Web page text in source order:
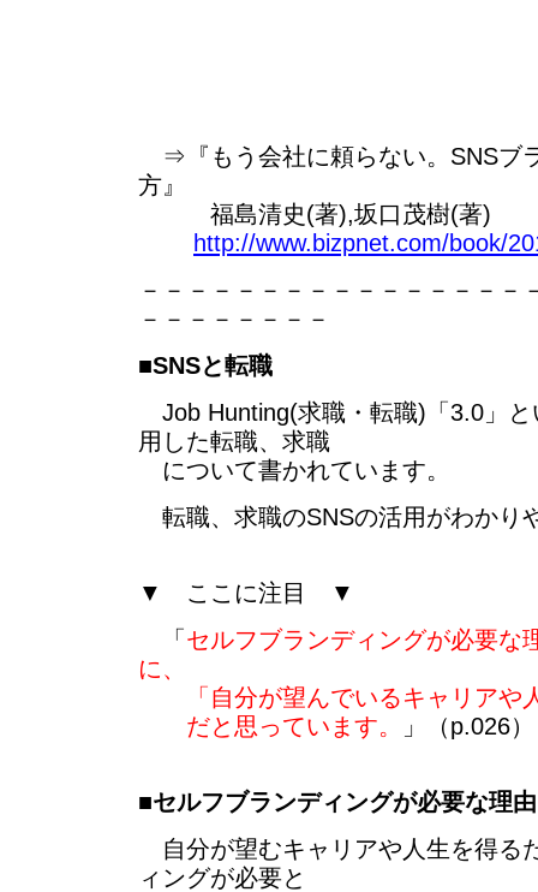
⇒『もう会社に頼らない。SNSブ
方』
福島清史(著),坂口茂樹(著)
http://www.bizpnet.com/book/
－－－－－－－－－－－－－－－－
－－－－－－－－
■SNSと転職
Job Hunting(求職・転職)「3.0」と
用した転職、求職
について書かれています。
転職、求職のSNSの活用がわかり
▼ ここに注目 ▼
「 セルフブランディングが必要な
に、
「自分が望んでいるキャリアや
だと思っています。
」（p.026）
■セルフブランディングが必要な理由
自分が望むキャリアや人生を得る
ィングが必要と